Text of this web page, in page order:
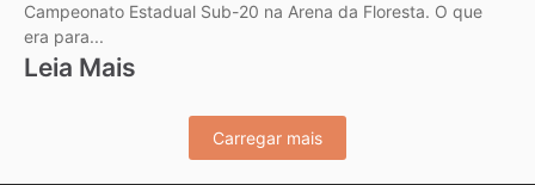
Campeonato Estadual Sub-20 na Arena da Floresta. O que
era para...
Leia Mais
Carregar mais